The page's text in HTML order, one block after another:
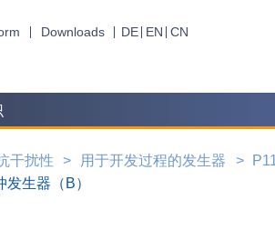
Downloads DE EN CN
干扰性 用于开发过程的发生器
生器（B）